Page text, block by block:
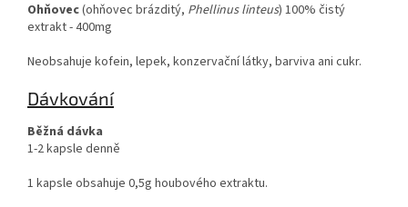
Ohňovec(ohňovec brázditý, Phellinus linteus) 100% čistý
extrakt - 400mg
Neobsahuje kofein, lepek, konzervační látky, barviva ani cukr.
Dávkování
Běžná dávka
1-2 kapsle denně
1 kapsle obsahuje 0,5g houbového extraktu.